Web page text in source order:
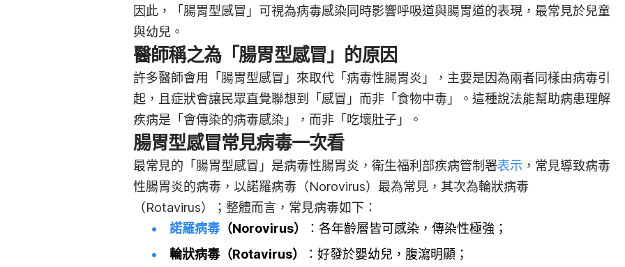
因此，「腸胃型感冒」可視為病毒感染同時影響呼吸道與腸胃道的表現，最常見於兒童
與幼兒。
醫師稱之為「腸胃型感冒」的原因
許多醫師會用「腸胃型感冒」來取代「病毒性腸胃炎」，主要是因為兩者同樣由病毒引
起，且症狀會讓民眾直覺聯想到「感冒」而非「食物中毒」。這種說法能幫助病患理解
疾病是「會傳染的病毒感染」，而非「吃壞肚子」。
腸胃型感冒常見病毒一次看
最常見的「腸胃型感冒」是病毒性腸胃炎，衛生福利部疾病管制署表示 ，常見導致病毒
性腸胃炎的病毒，以諾羅病毒（Norovirus）最為常見，其次為輪狀病毒
（Rotavirus）；整體而言，常見病毒如下：
諾羅病毒 （Norovirus）
：各年齡層皆可感染，傳染性極強；
輪狀病毒（Rotavirus）
：好發於嬰幼兒，腹瀉明顯；